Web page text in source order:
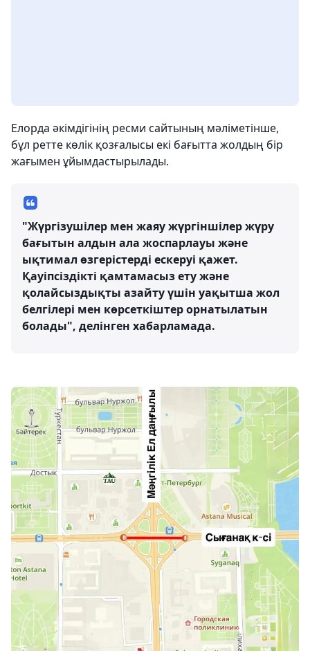
Елорда әкімдігінің ресми сайтының мәліметінше,
бұл ретте көлік қозғалысы екі бағытта жолдың бір
жағымен ұйымдастырылады.
"Жүргізушілер мен жаяу жүргіншілер жүру
бағытын алдын ала жоспарлауы және
ықтимал өзгерістерді ескеруі қажет.
Қауіпсіздікті қамтамасыз ету және
қолайсыздықты азайту үшін уақытша жол
белгілері мен көрсеткіштер орнатылатын
болады", делінген хабарламада.